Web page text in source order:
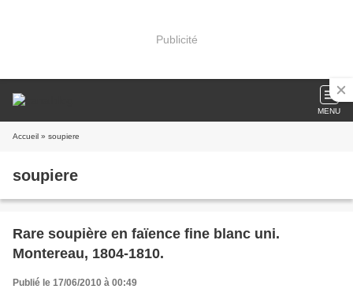
Publicité
MENU
Accueil » soupiere
soupiere
Rare soupière en faïence fine blanc uni.
Montereau, 1804-1810.
Publié le 17/06/2010 à 00:49